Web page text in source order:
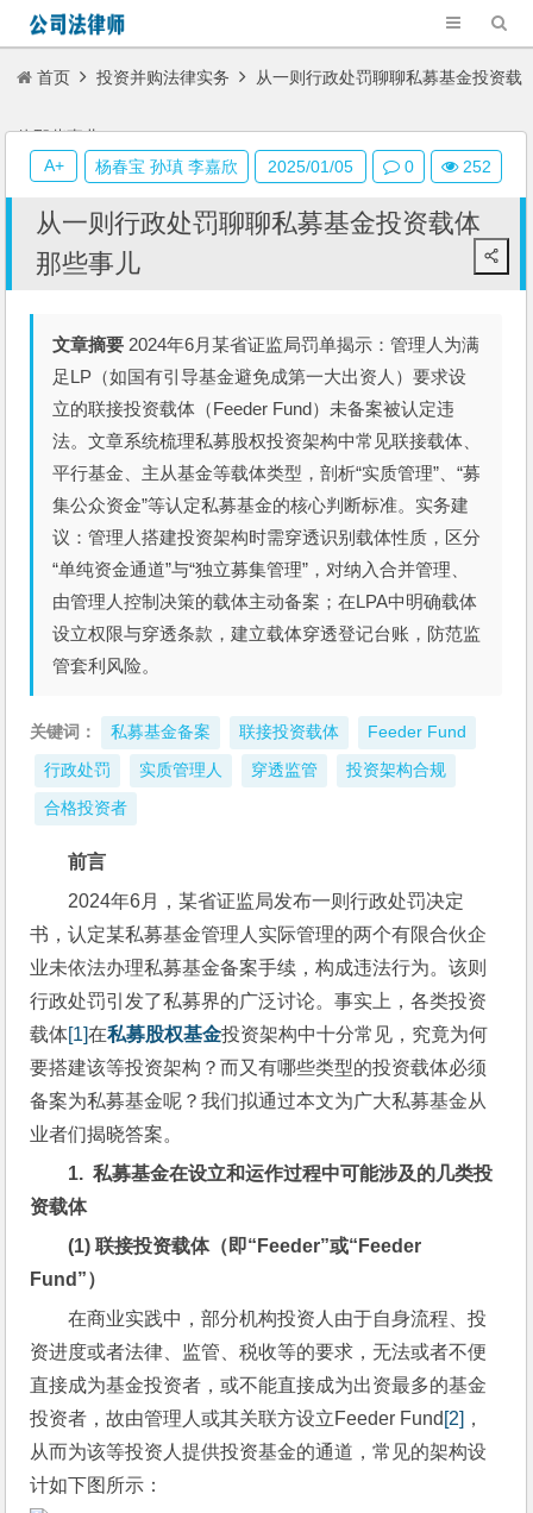
首页 投资并购法律实务 从一则行政处罚聊聊私募基金投资载
体那些事儿
从一则行政处罚聊聊私募基金投资载体
那些事儿
文章摘要 2024年6月某省证监局罚单揭示：管理人为满
足LP（如国有引导基金避免成第一大出资人）要求设
立的联接投资载体（Feeder Fund）未备案被认定违
法。文章系统梳理私募股权投资架构中常见联接载体、
平行基金、主从基金等载体类型，剖析“实质管理”、“募
集公众资金”等认定私募基金的核心判断标准。实务建
议：管理人搭建投资架构时需穿透识别载体性质，区分
“单纯资金通道”与“独立募集管理”，对纳入合并管理、
由管理人控制决策的载体主动备案；在LPA中明确载体
设立权限与穿透条款，建立载体穿透登记台账，防范监
管套利风险。
关键词： 私募基金备案 联接投资载体 Feeder Fund
行政处罚 实质管理人 穿透监管 投资架构合规
合格投资者
前言
2024年6月，某省证监局发布一则行政处罚决定
书，认定某私募基金管理人实际管理的两个有限合伙企
业未依法办理私募基金备案手续，构成违法行为。该则
行政处罚引发了私募界的广泛讨论。事实上，各类投资
载体[1]在私募股权基金投资架构中十分常见，究竟为何
要搭建该等投资架构？而又有哪些类型的投资载体必须
备案为私募基金呢？我们拟通过本文为广大私募基金从
业者们揭晓答案。
1. 私募基金在设立和运作过程中可能涉及的几类投
资载体
(1) 联接投资载体（即“Feeder”或“Feeder
Fund”）
在商业实践中，部分机构投资人由于自身流程、投
资进度或者法律、监管、税收等的要求，无法或者不便
直接成为基金投资者，或不能直接成为出资最多的基金
投资者，故由管理人或其关联方设立Feeder Fund [2] ，
从而为该等投资人提供投资基金的通道，常见的架构设
计如下图所示：
杨春宝 孙瑱 李嘉欣 2025/01/05 0 252
A+